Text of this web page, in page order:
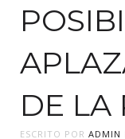
DE LA
ESCRITO POR ADMIN